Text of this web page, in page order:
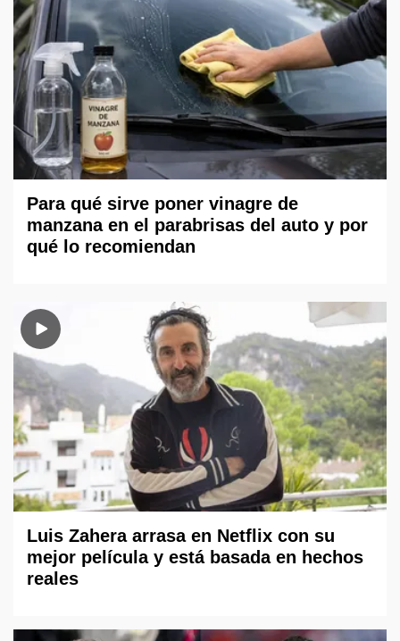
Para qué sirve poner vinagre de
manzana en el parabrisas del auto y por
qué lo recomiendan
Luis Zahera arrasa en Netflix con su
mejor película y está basada en hechos
reales